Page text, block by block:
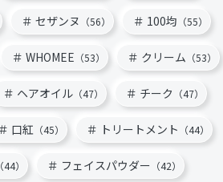
セザンヌ （56） 100均 （55）
WHOMEE （53） クリーム （53）
ヘアオイル（47） チーク （47）
口紅 （45） トリートメント （44）
（44） フェイスパウダー （42）